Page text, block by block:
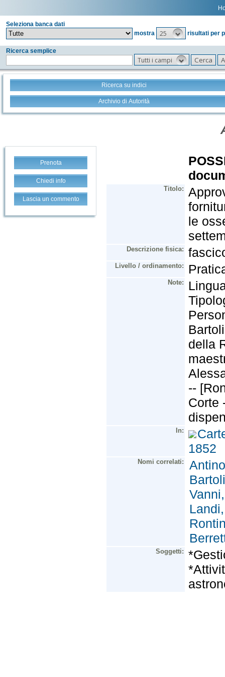
Seleziona banca dati
mostra
25 risultati per
Ricerca semplice
Tutti i campi
Ricerca su indici
Archivio di Autorità
Prenota
Chiedi info
Lascia un commento